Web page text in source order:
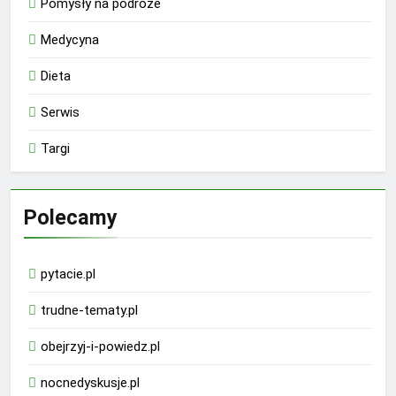
Medycyna
Dieta
Serwis
Targi
Polecamy
pytacie.pl
trudne-tematy.pl
obejrzyj-i-powiedz.pl
nocnedyskusje.pl